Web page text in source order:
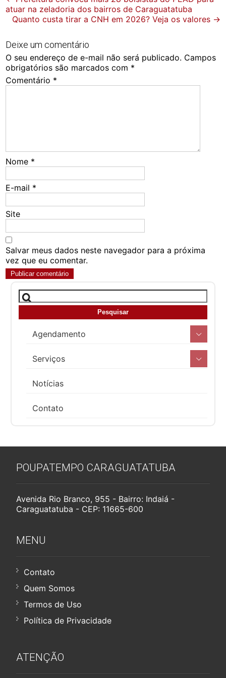
navigation
atuar na zeladoria dos bairros de Caraguatatuba
Quanto custa tirar a CNH em 2026? Veja os valores →
Deixe um comentário
O seu endereço de e-mail não será publicado. Campos
obrigatórios são marcados com *
Comentário *
Nome *
E-mail *
Site
Salvar meus dados neste navegador para a próxima
vez que eu comentar.
Agendamento
Serviços
Notícias
Contato
POUPATEMPO CARAGUATATUBA
Avenida Rio Branco, 955 - Bairro: Indaiá -
Caraguatatuba - CEP: 11665-600
MENU
Contato
Quem Somos
Termos de Uso
Política de Privacidade
ATENÇÃO